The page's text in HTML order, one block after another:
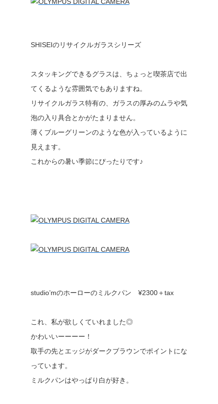
SHISEIのリサイクルガラスシリーズ
スタッキングできるグラスは、ちょっと喫茶店で出
てくるような雰囲気でもありますね。
リサイクルガラス特有の、ガラスの厚みのムラや気
泡の入り具合とかがたまりません。
薄くブルーグリーンのような色が入っているように
見えます。
これからの暑い季節にぴったりです♪
studio’mのホーローのミルクパン ¥2300＋tax
これ、私が欲しくていれました◎
かわいいーーーー！
取手の先とエッジがダークブラウンでポイントにな
っています。
ミルクパンはやっぱり白が好き。